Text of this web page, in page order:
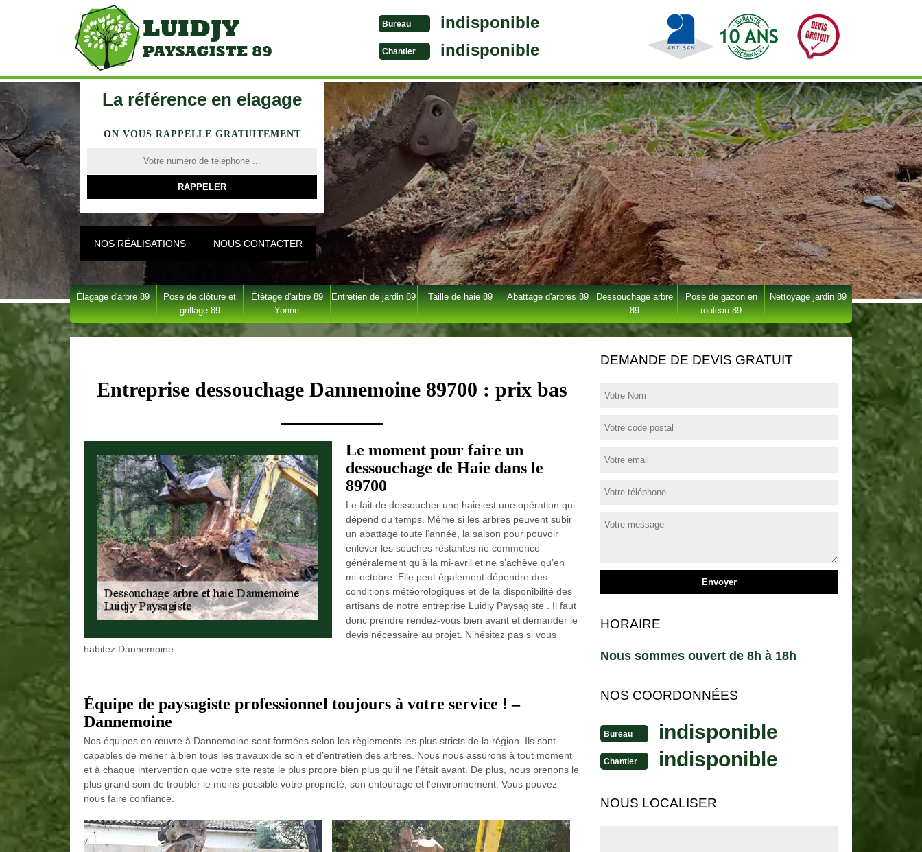
Bureau indisponible
Chantier indisponible
La référence en elagage
ON VOUS RAPPELLE GRATUITEMENT
NOS RÉALISATIONS NOUS CONTACTER
Élagage d'arbre 89
Pose de clôture et
grillage 89
Étêtage d'arbre 89
Yonne
Entretien de jardin 89 Taille de haie 89 Abattage d'arbres 89
Dessouchage arbre
89
Pose de gazon en
rouleau 89
Nettoyage jardin 89
Entreprise dessouchage Dannemoine 89700 : prix bas
Le moment pour faire un
dessouchage de Haie dans le
89700
Le fait de dessoucher une haie est une opération qui
dépend du temps. Même si les arbres peuvent subir
un abattage toute l’année, la saison pour pouvoir
enlever les souches restantes ne commence
généralement qu’à la mi-avril et ne s’achève qu’en
mi-octobre. Elle peut également dépendre des
conditions météorologiques et de la disponibilité des
artisans de notre entreprise Luidjy Paysagiste . Il faut
donc prendre rendez-vous bien avant et demander le
devis nécessaire au projet. N’hésitez pas si vous
habitez Dannemoine.
Équipe de paysagiste professionnel toujours à votre service ! –
Dannemoine
Nos équipes en œuvre à Dannemoine sont formées selon les règlements les plus stricts de la région. Ils sont
capables de mener à bien tous les travaux de soin et d’entretien des arbres. Nous nous assurons à tout moment
et à chaque intervention que votre site reste le plus propre bien plus qu’il ne l’était avant. De plus, nous prenons le
plus grand soin de troubler le moins possible votre propriété, son entourage et l'environnement. Vous pouvez
nous faire confiance.
DEMANDE DE DEVIS GRATUIT
HORAIRE
Nous sommes ouvert de 8h à 18h
NOS COORDONNÉES
Bureau indisponible
Chantier indisponible
NOUS LOCALISER